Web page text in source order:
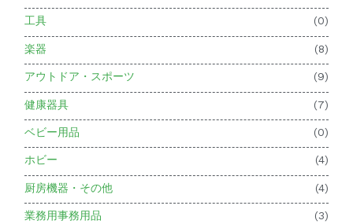
工具 (0)
楽器 (8)
アウトドア・スポーツ (9)
健康器具 (7)
ベビー用品 (0)
ホビー (4)
厨房機器・その他 (4)
業務用事務用品 (3)